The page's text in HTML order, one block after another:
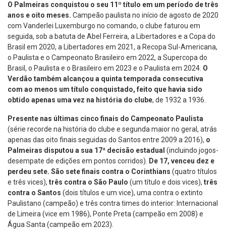
O Palmeiras conquistou o seu 11º título em um período de três
anos e oito meses. Campeão paulista no início de agosto de 2020
com Vanderlei Luxemburgo no comando, o clube faturou em
seguida, sob a batuta de Abel Ferreira, a Libertadores e a Copa do
Brasil em 2020, a Libertadores em 2021, a Recopa Sul-Americana,
o Paulista e o Campeonato Brasileiro em 2022, a Supercopa do
Brasil, o Paulista e o Brasileiro em 2023 e o Paulista em 2024. O
Verdão também alcançou a quinta temporada consecutiva
com ao menos um título conquistado, feito que havia sido
obtido apenas uma vez na história do clube, de 1932 a 1936.
Presente nas últimas cinco finais do Campeonato Paulista
(série recorde na história do clube e segunda maior no geral, atrás
apenas das oito finais seguidas do Santos entre 2009 a 2016), o
Palmeiras disputou a sua 17ª decisão estadual (incluindo jogos-
desempate de edições em pontos corridos).
De 17, venceu dez e
perdeu sete. São sete finais contra o Corinthians (quatro títulos
e três vices), três contra o São Paulo (um título e dois vices), três
contra o Santos (dois títulos e um vice), uma contra o extinto
Paulistano (campeão) e três contra times do interior: Internacional
de Limeira (vice em 1986), Ponte Preta (campeão em 2008) e
Água Santa (campeão em 2023).